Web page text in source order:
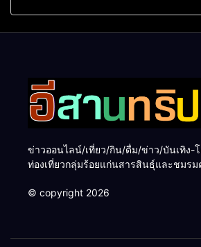
ข่าวออนไลน์/เที่ยว/กิน/ดื่ม/ข่าว/บันเทิง-
ท่องเที่ยวกลุ่มร้อยแก่นสารสินธุ์และชมร
© copyright 2026